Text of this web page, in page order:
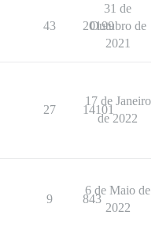
43 20199
31 de
Outubro de
2021
27 14101
17 de Janeiro
de 2022
9 843
6 de Maio de
2022